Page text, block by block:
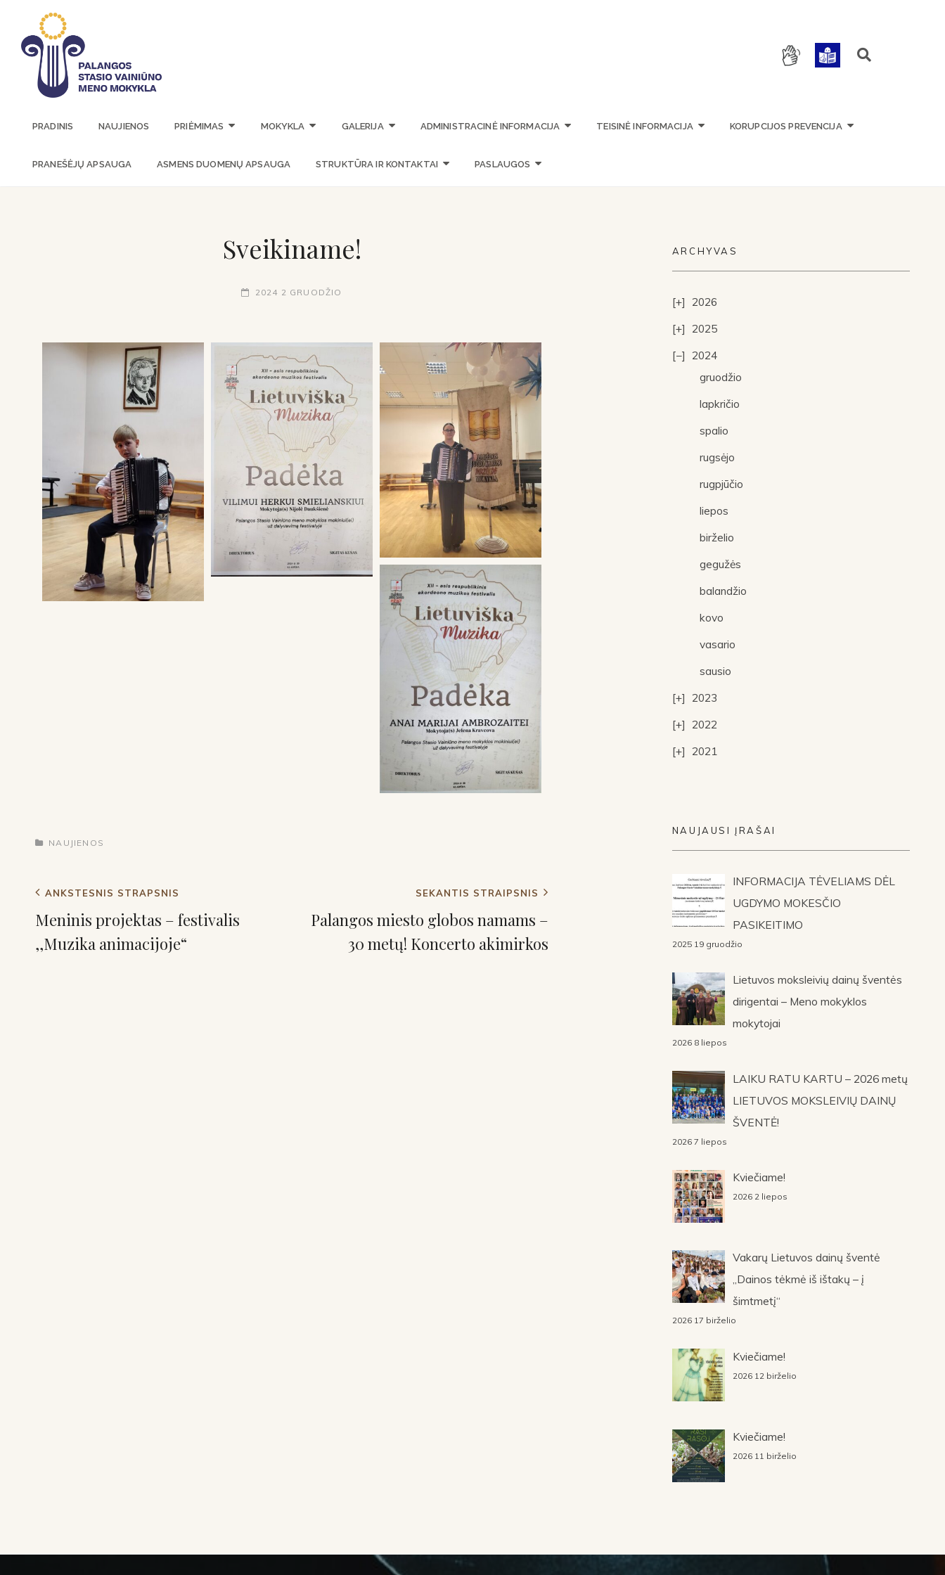
PRADINIS NAUJIENOS PRIĖMIMAS MOKYKLA GALERIJA ADMINISTRACINĖ INFORMACIJA TEISINĖ INFORMACIJA KORUPCIJOS PREVENCIJA
PRANEŠĖJŲ APSAUGA ASMENS DUOMENŲ APSAUGA STRUKTŪRA IR KONTAKTAI PASLAUGOS
Sveikiname!
2024 2 GRUODŽIO
NAUJIENOS
ANKSTESNIS STRAPSNIS
Meninis projektas – festivalis
,,Muzika animacijoje“
SEKANTIS STRAIPSNIS
Palangos miesto globos namams –
30 metų! Koncerto akimirkos
ARCHYVAS
2026
2025
2024
gruodžio
lapkričio
spalio
rugsėjo
rugpjūčio
liepos
birželio
gegužės
balandžio
kovo
vasario
sausio
2023
2022
2021
NAUJAUSI ĮRAŠAI
INFORMACIJA TĖVELIAMS DĖL
UGDYMO MOKESČIO
PASIKEITIMO
2025 19 gruodžio
Lietuvos moksleivių dainų šventės
dirigentai – Meno mokyklos
mokytojai
2026 8 liepos
LAIKU RATU KARTU – 2026 metų
LIETUVOS MOKSLEIVIŲ DAINŲ
ŠVENTĖ!
2026 7 liepos
Kviečiame!
2026 2 liepos
Vakarų Lietuvos dainų šventė
„Dainos tėkmė iš ištakų – į
šimtmetį“
2026 17 birželio
Kviečiame!
2026 12 birželio
Kviečiame!
2026 11 birželio